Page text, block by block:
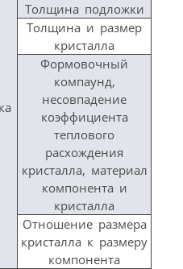
Толщина подложки
Толщина и размер
кристалла
Формовочный
компаунд,
несовпадение
коэффициента
теплового
расхождения
кристалла, материал
компонента и
кристалла
Отношение размера
кристалла к размеру
компонента